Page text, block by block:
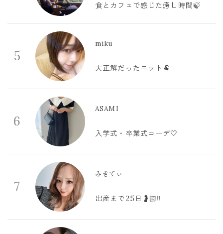
食とカフェで感じた癒し時間🍃
5
miku
大正解だったニット🐏
6
ASAMI
入学式・卒業式コーデ🤍
7
みきてぃ
出産まで25日🤰🏻‼️